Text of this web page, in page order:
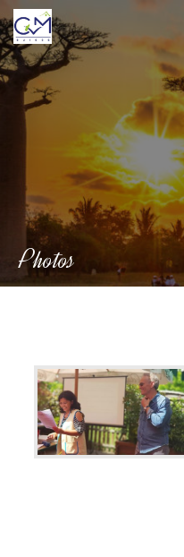
Skip
to
content
Photos